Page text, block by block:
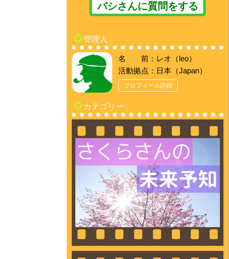
バシさんに質問をする
管理人
名 前：レオ（leo）
活動拠点：日本（Japan）
プロフィール詳細
カテゴリー